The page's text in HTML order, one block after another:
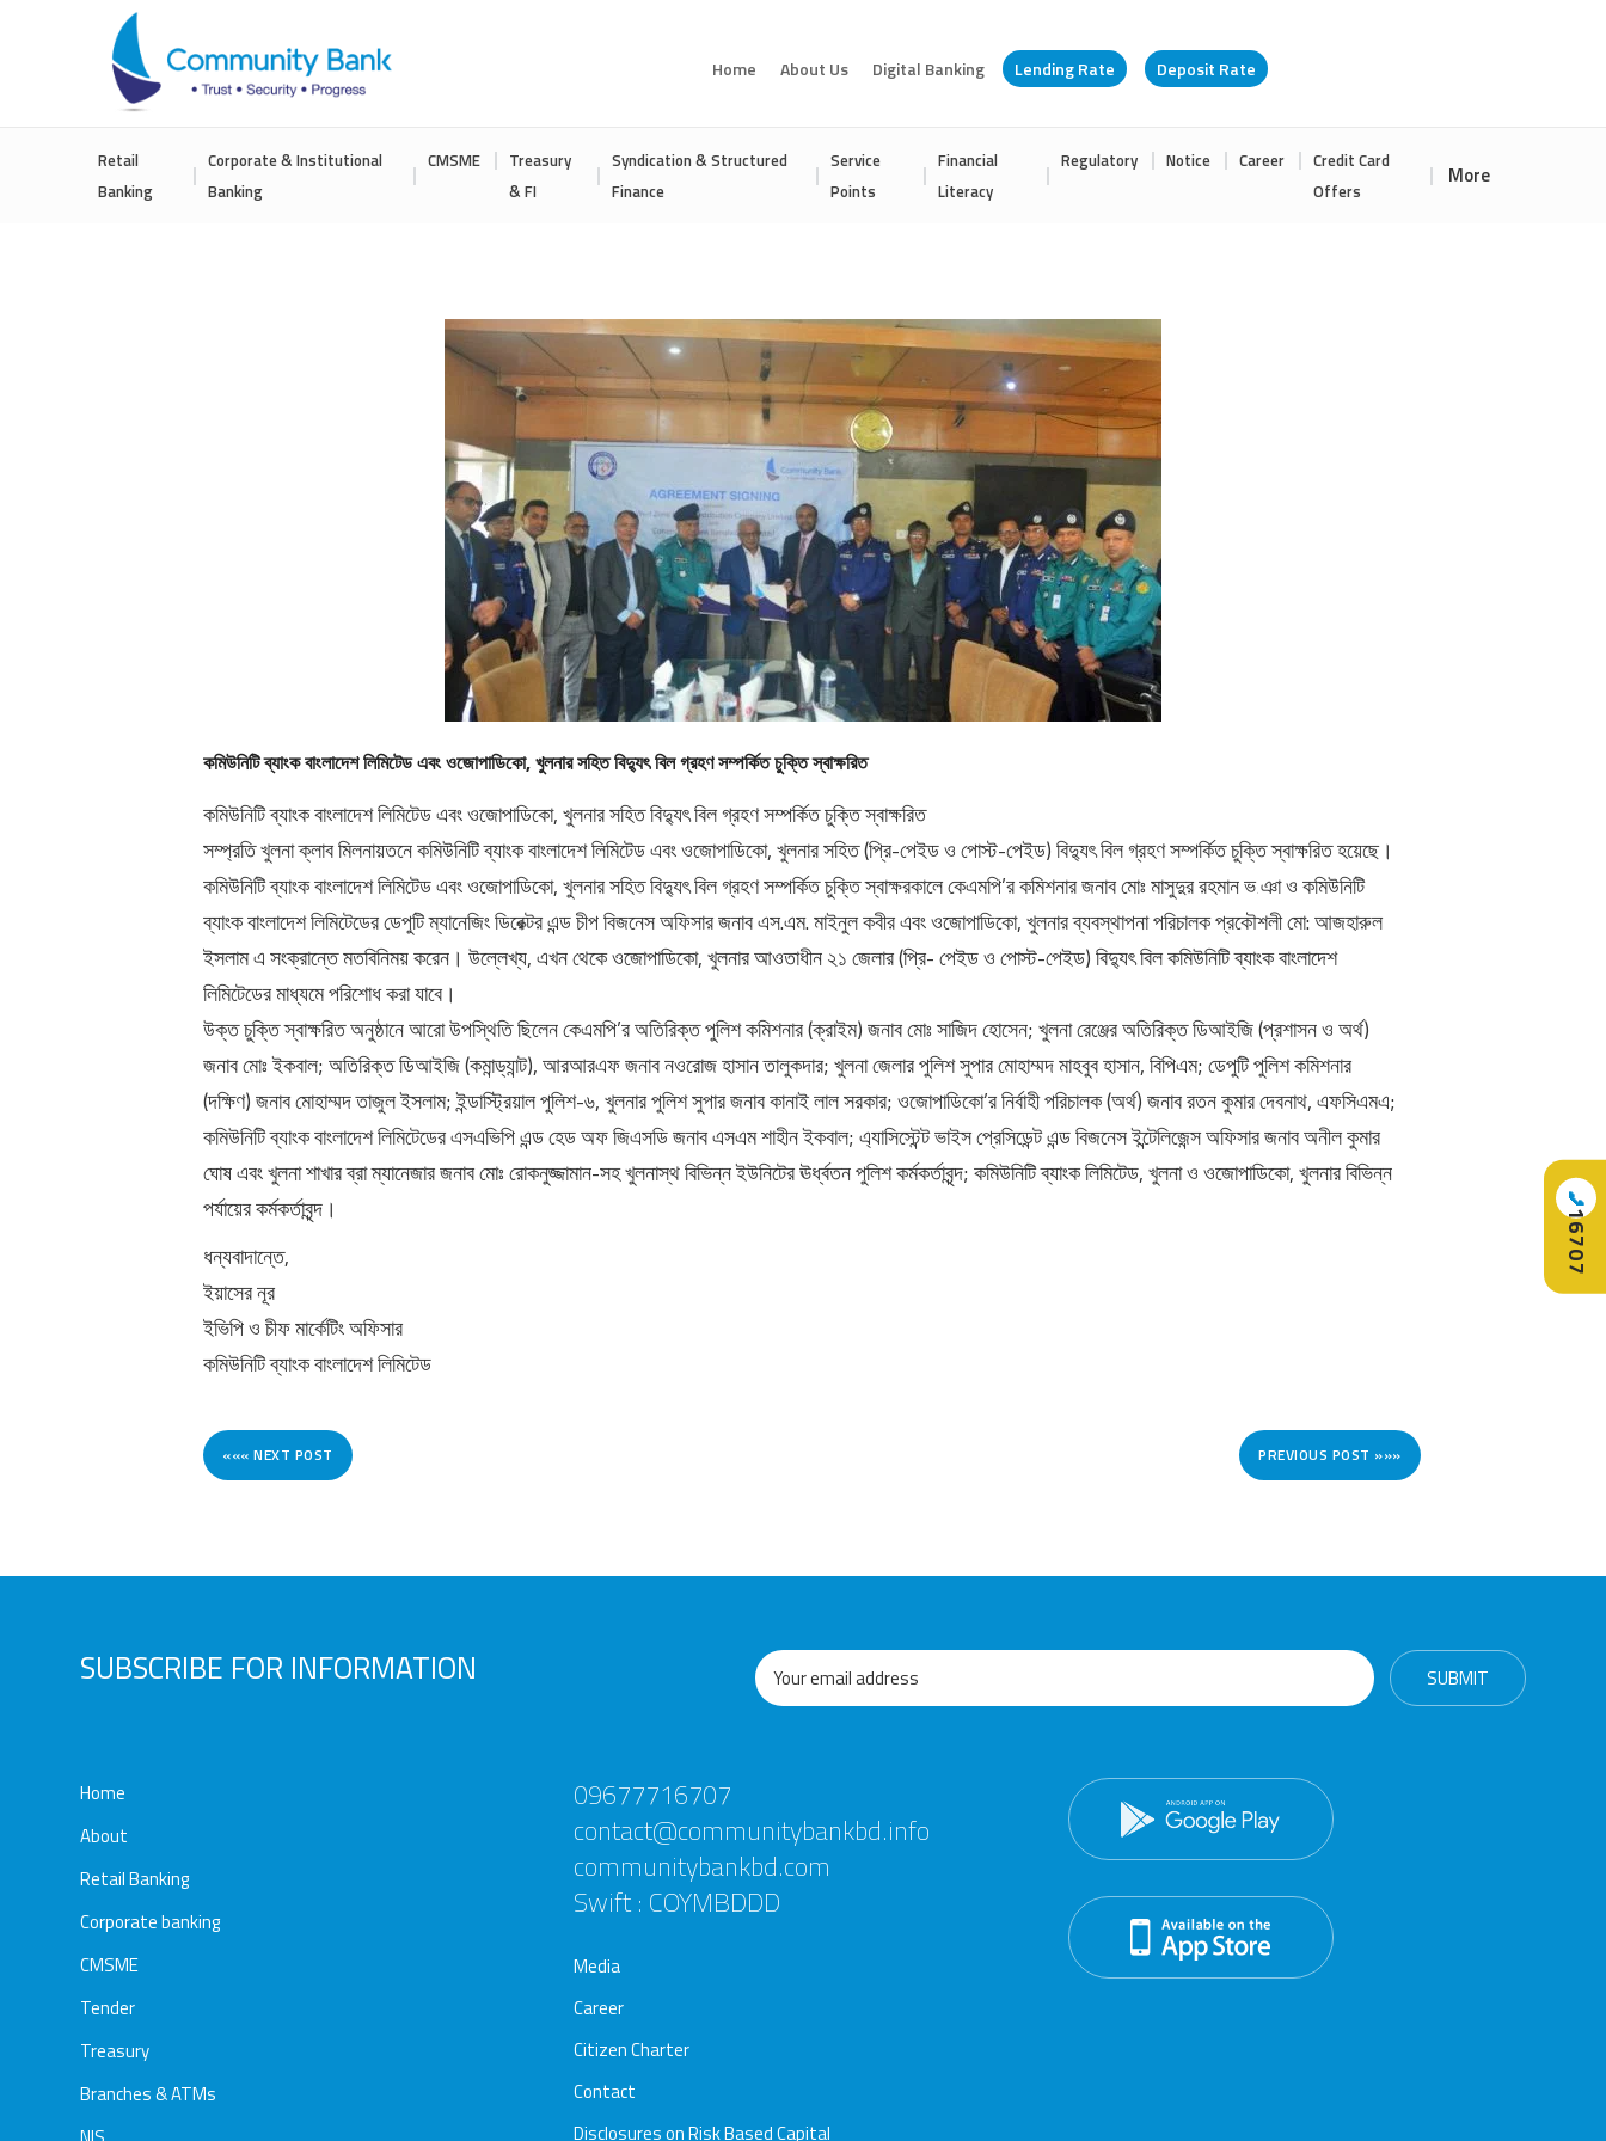
Home About Us Digital Banking Lending Rate Deposit Rate
Retail
Banking
Corporate & Institutional
Banking
CMSME
Treasury
& FI
Syndication & Structured
Finance
Service
Points
Financial
Literacy
Regulatory Notice Career
Credit Card
Offers
More
COMMUNITY
BANK
BANGLADESH
কমিউনিটি ব্যাংক বাংলাদেশ লিমিটেড এবং ওজোপাডিকো, খুলনার সহিত বিদ্যুৎ বিল গ্রহণ সম্পর্কিত চুক্তি স্বাক্ষরিত
কমিউনিটি ব্যাংক বাংলাদেশ লিমিটেড এবং ওজোপাডিকো, খুলনার সহিত বিদ্যুৎ বিল গ্রহণ সম্পর্কিত চুক্তি স্বাক্ষরিত
সম্প্রতি খুলনা ক্লাব মিলনায়তনে কমিউনিটি ব্যাংক বাংলাদেশ লিমিটেড এবং ওজোপাডিকো, খুলনার সহিত (প্রি-পেইড ও পোস্ট-পেইড) বিদ্যুৎ বিল গ্রহণ সম্পর্কিত চুক্তি স্বাক্ষরিত হয়েছে।
কমিউনিটি ব্যাংক বাংলাদেশ লিমিটেড এবং ওজোপাডিকো, খুলনার সহিত বিদ্যুৎ বিল গ্রহণ সম্পর্কিত চুক্তি স্বাক্ষরকালে কেএমপি’র কমিশনার জনাব মোঃ মাসুদুর রহমান ভ‚ঞা ও কমিউনিটি
ব্যাংক বাংলাদেশ লিমিটেডের ডেপুটি ম্যানেজিং ডিরেক্টর এন্ড চীপ বিজনেস অফিসার জনাব এস.এম. মাইনুল কবীর এবং ওজোপাডিকো, খুলনার ব্যবস্থাপনা পরিচালক প্রকৌশলী মো: আজহারুল
ইসলাম এ সংক্রান্তে মতবিনিময় করেন। উল্লেখ্য, এখন থেকে ওজোপাডিকো, খুলনার আওতাধীন ২১ জেলার (প্রি- পেইড ও পোস্ট-পেইড) বিদ্যুৎ বিল কমিউনিটি ব্যাংক বাংলাদেশ
লিমিটেডের মাধ্যমে পরিশোধ করা যাবে।
উক্ত চুক্তি স্বাক্ষরিত অনুষ্ঠানে আরো উপস্থিতি ছিলেন কেএমপি’র অতিরিক্ত পুলিশ কমিশনার (ক্রাইম) জনাব মোঃ সাজিদ হোসেন; খুলনা রেঞ্জের অতিরিক্ত ডিআইজি (প্রশাসন ও অর্থ)
জনাব মোঃ ইকবাল; অতিরিক্ত ডিআইজি (কমান্ড্যান্ট), আরআরএফ জনাব নওরোজ হাসান তালুকদার; খুলনা জেলার পুলিশ সুপার মোহাম্মদ মাহবুব হাসান, বিপিএম; ডেপুটি পুলিশ কমিশনার
(দক্ষিণ) জনাব মোহাম্মদ তাজুল ইসলাম; ইন্ডাস্ট্রিয়াল পুলিশ-৬, খুলনার পুলিশ সুপার জনাব কানাই লাল সরকার; ওজোপাডিকো’র নির্বাহী পরিচালক (অর্থ) জনাব রতন কুমার দেবনাথ, এফসিএমএ;
কমিউনিটি ব্যাংক বাংলাদেশ লিমিটেডের এসএভিপি এন্ড হেড অফ জিএসডি জনাব এসএম শাহীন ইকবাল; এ্যাসিস্টেন্ট ভাইস প্রেসিডেন্ট এন্ড বিজনেস ইন্টেলিজেন্স অফিসার জনাব অনীল কুমার
ঘোষ এবং খুলনা শাখার ব্রা ম্যানেজার জনাব মোঃ রোকনুজ্জামান-সহ খুলনাস্থ বিভিন্ন ইউনিটের ঊর্ধ্বতন পুলিশ কর্মকর্তাবৃন্দ; কমিউনিটি ব্যাংক লিমিটেড, খুলনা ও ওজোপাডিকো, খুলনার বিভিন্ন
পর্যায়ের কর্মকর্তাবৃন্দ।
ধন্যবাদান্তে,
ইয়াসের নূর
ইভিপি ও চীফ মার্কেটিং অফিসার
কমিউনিটি ব্যাংক বাংলাদেশ লিমিটেড
««« NEXT POST PREVIOUS POST »»»
SUBSCRIBE FOR INFORMATION
Home
About
Retail Banking
Corporate banking
CMSME
Tender
Treasury
Branches & ATMs
09677716707
contact@communitybankbd.info
communitybankbd.com
Swift : COYMBDDD
Media
Career
Citizen Charter
Contact
Disclosures on Risk Based Capital
📞
16707